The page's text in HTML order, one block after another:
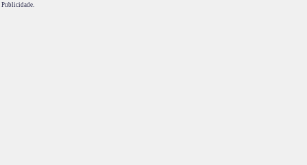
Publicidade.